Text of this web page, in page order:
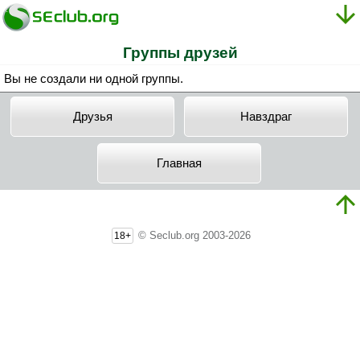
Группы друзей
Вы не создали ни одной группы.
Друзья Haвздpaг
Главная
18+ © Seclub.org 2003-2026